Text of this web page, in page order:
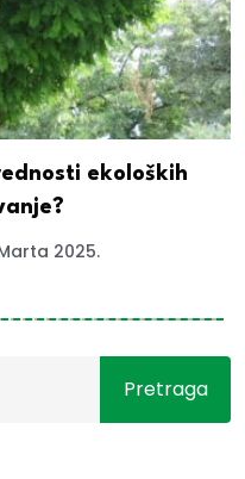
ekoloških
2025.
Pretraga